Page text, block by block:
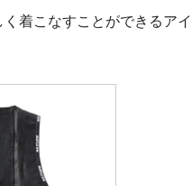
着こなすことができるアイ